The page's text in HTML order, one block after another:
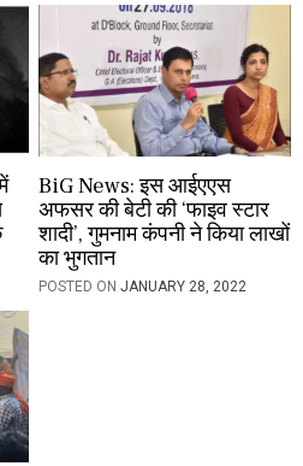
BiG News: इस आईएएस
अफसर की बेटी की ‘फाइव स्टार
शादी’, गुमनाम कंपनी ने किया लाखों
का भुगतान
POSTED ONJANUARY 28, 2022